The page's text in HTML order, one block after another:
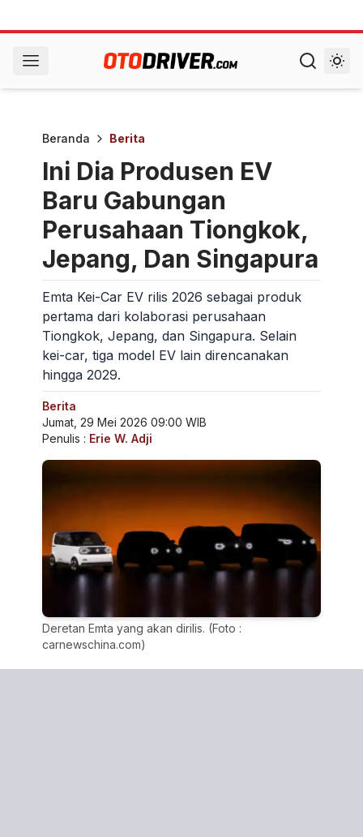
Beranda Berita
Ini Dia Produsen EV
Baru Gabungan
Perusahaan Tiongkok,
Jepang, Dan Singapura
Emta Kei-Car EV rilis 2026 sebagai produk
pertama dari kolaborasi perusahaan
Tiongkok, Jepang, dan Singapura. Selain
kei-car, tiga model EV lain direncanakan
hingga 2029.
Berita
Jumat, 29 Mei 2026 09:00 WIB
Penulis : Erie W. Adji
Deretan Emta yang akan dirilis. (Foto :
carnewschina.com)